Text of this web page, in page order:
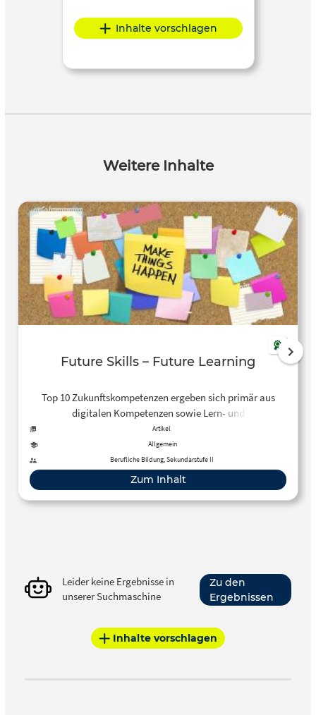
Inhalte vorschlagen
Weitere Inhalte
Future Skills – Future Learning
Top 10 Zukunftskompetenzen ergeben sich primär aus
digitalen Kompetenzen sowie Lern- und
Veränderungsbereitschaft Die Top 10
Zukunftskompetenzen sind digitale Kommunikation,
lebenslanges Lernen/Lernagilität,
Veränderungsbereitschaft/Anpassungsfähigkeit, digitale
Anwendungskompetenz, Kunden zentriertheit,
Digitalstrategie, Problemlösekompetenz, virtuelles
Artikel
Allgemein
Berufliche Bildung, Sekundarstufe II
Zum Inhalt
Leider keine Ergebnisse in
unserer Suchmaschine
Zu den
Ergebnissen
Inhalte vorschlagen